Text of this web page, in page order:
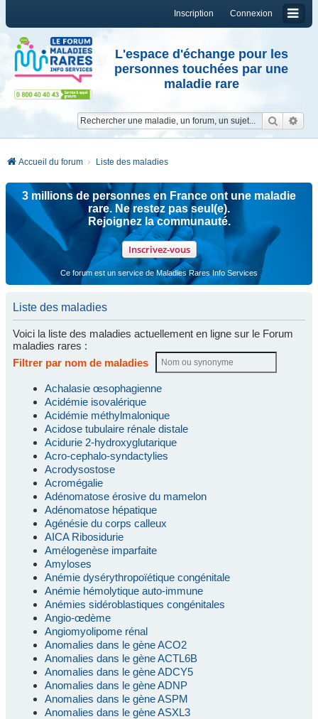
Connexion
Inscription
L'espace d'échange pour les
personnes touchées par une
maladie rare
Accueil du forum Liste des maladies
3 millions de personnes en France ont une maladie
rare. Ne restez pas seul(e).
Rejoignez la communauté.
Inscrivez-vous
Ce forum est un service de Maladies Rares Info Services
Liste des maladies
Voici la liste des maladies actuellement en ligne sur le Forum
maladies rares :
Filtrer par nom de maladies
Achalasie œsophagienne
Acidémie isovalérique
Acidémie méthylmalonique
Acidose tubulaire rénale distale
Acidurie 2-hydroxyglutarique
Acro-cephalo-syndactylies
Acrodysostose
Acromégalie
Adénomatose érosive du mamelon
Adénomatose hépatique
Agénésie du corps calleux
AICA Ribosidurie
Amélogenèse imparfaite
Amyloses
Anémie dysérythropoïétique congénitale
Anémie hémolytique auto-immune
Anémies sidéroblastiques congénitales
Angio-œdème
Angiomyolipome rénal
Anomalies dans le gène ACO2
Anomalies dans le gène ACTL6B
Anomalies dans le gène ADCY5
Anomalies dans le gène ADNP
Anomalies dans le gène ASPM
Anomalies dans le gène ASXL3